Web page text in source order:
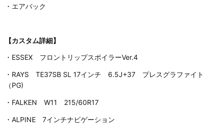
・エアバック
【カスタム詳細】
・ESSEX フロントリップスポイラーVer.4
・RAYS TE37SB SL 17インチ 6.5J+37 プレスグラファイト
（PG)
・FALKEN W11 215/60R17
・ALPINE 7インチナビゲーション